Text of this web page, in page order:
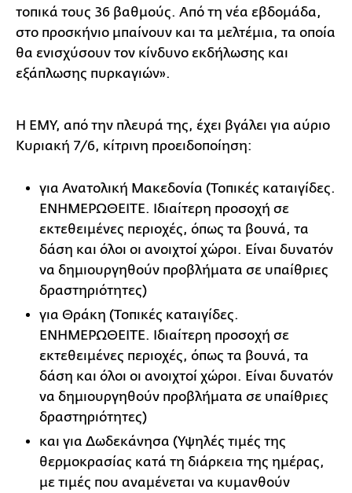
τοπικά τους 36 βαθμούς. Από τη νέα εβδομάδα,
στο προσκήνιο μπαίνουν και τα μελτέμια, τα οποία
θα ενισχύσουν τον κίνδυνο εκδήλωσης και
εξάπλωσης πυρκαγιών».
Η ΕΜΥ, από την πλευρά της, έχει βγάλει για αύριο
Κυριακή 7/6, κίτρινη προειδοποίηση:
για Ανατολική Μακεδονία (Τοπικές καταιγίδες.
ΕΝΗΜΕΡΩΘΕΙΤΕ. Ιδιαίτερη προσοχή σε
εκτεθειμένες περιοχές, όπως τα βουνά, τα
δάση και όλοι οι ανοιχτοί χώροι. Είναι δυνατόν
να δημιουργηθούν προβλήματα σε υπαίθριες
δραστηριότητες)
για Θράκη (Τοπικές καταιγίδες.
ΕΝΗΜΕΡΩΘΕΙΤΕ. Ιδιαίτερη προσοχή σε
εκτεθειμένες περιοχές, όπως τα βουνά, τα
δάση και όλοι οι ανοιχτοί χώροι. Είναι δυνατόν
να δημιουργηθούν προβλήματα σε υπαίθριες
δραστηριότητες)
και για Δωδεκάνησα (Υψηλές τιμές της
θερμοκρασίας κατά τη διάρκεια της ημέρας,
με τιμές που αναμένεται να κυμανθούν